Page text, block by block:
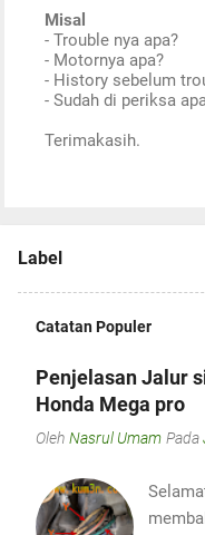
o
s
t
a
C
m
Misal
- Trouble nya apa?
- Motornya apa?
- History sebelum
- Sudah di periksa
Terimakasih.
Label
Catatan Populer
Penjelasan Jalur
Honda Mega pro
Oleh Nasrul Umam Pada